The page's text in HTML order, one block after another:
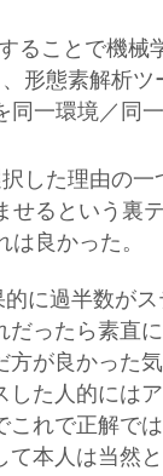
ることで機械
、形態素解析ツ
同一環境／同
した理由の一
せるという裏
は良かった。
的に過半数が
ったら素直
方が良かった
した人的には
これで正解で
て本人は当然